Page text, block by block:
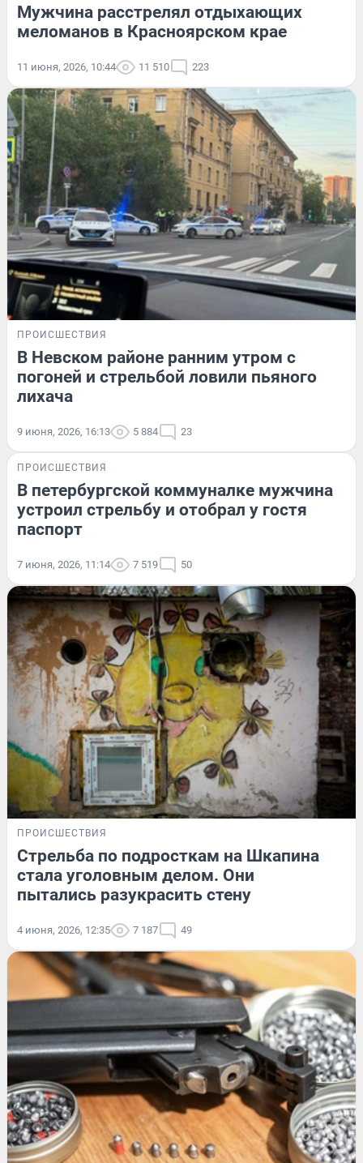
Мужчина расстрелял отдыхающих
меломанов в Красноярском крае
11 июня, 2026, 10:44 11 510 223
ПРОИСШЕСТВИЯ
В Невском районе ранним утром с
погоней и стрельбой ловили пьяного
лихача
9 июня, 2026, 16:13 5 884 23
ПРОИСШЕСТВИЯ
В петербургской коммуналке мужчина
устроил стрельбу и отобрал у гостя
паспорт
7 июня, 2026, 11:14 7 519 50
ПРОИСШЕСТВИЯ
Стрельба по подросткам на Шкапина
стала уголовным делом. Они
пытались разукрасить стену
4 июня, 2026, 12:35 7 187 49